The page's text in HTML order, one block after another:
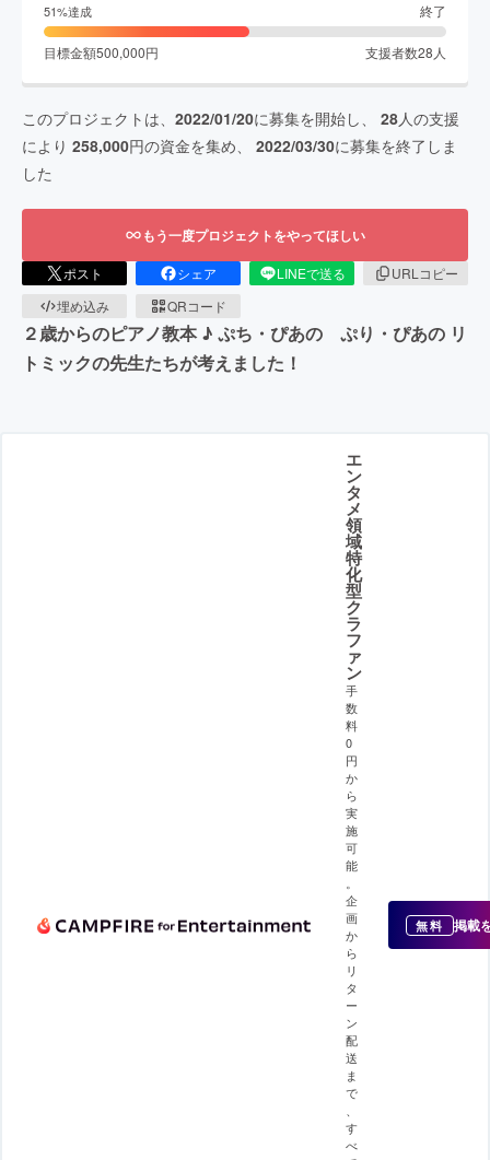
51%達成 終了
目標金額500,000円 支援者数28 人
このプロジェクトは、 2022/01/20に募集を開始し、 28人の支援
により 258,000円の資金を集め、 2022/03/30に募集を終了しま
した
もう一度プロジェクトをやってほしい
ポスト シェア LINEで送る
URLコピー
埋め込み
QRコード
２歳からのピアノ教本 ♪ ぷち・ぴあの ぷり・ぴあの リ
トミックの先生たちが考えました！
エ
ン
タ
メ
領
域
特
化
型
ク
ラ
フ
ァ
ン
手
数
料
0
円
か
ら
実
施
可
能
。
企
画
か
ら
リ
タ
ー
ン
配
送
ま
で
、
す
べ
無料 掲載